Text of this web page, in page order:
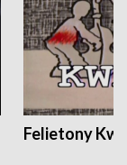
Felietony